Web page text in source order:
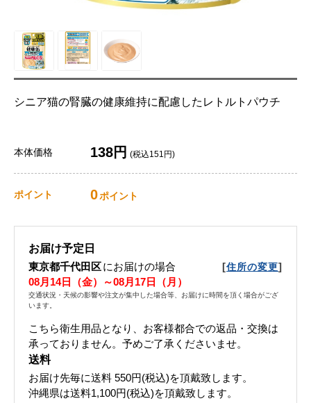
シニア猫の腎臓の健康維持に配慮したレトルトパウチ
本体価格 138円 (税込151円)
ポイント 0ポイント
お届け予定日
東京都千代田区にお届けの場合 [住所の変更]
08月14日（金）～08月17日（月）
交通状況・天候の影響や注文が集中した場合等、お届けに時間を頂く場合がござ
います。
こちら衛生用品となり、お客様都合での返品・交換は
承っておりません。予めご了承くださいませ。
送料
お届け先毎に送料 550円(税込)を頂戴致します。
沖縄県は送料1,100円(税込)を頂戴致します。